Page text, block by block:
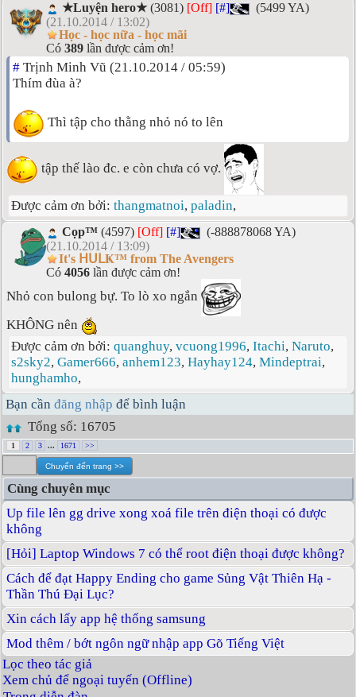
★Luyện hero★(3081) [Off] [#]
(5499 YA)
(21.10.2014 / 13:02)
Học - học nữa - học mãi
Có 389 lần được cảm ơn!
# Trịnh Minh Vũ (21.10.2014 / 05:59)
Thím đùa à?
Thì tập cho thằng nhỏ nó to lên
tập thế lào đc. e còn chưa có vợ.
Được cảm ơn bởi: thangmatnoi, paladin,
Cọp™ (4597) [Off] [#]
(-888878068 YA)
(21.10.2014 / 13:09)
It's ᕼᑌᒪҜ™ from The Avengers
Có 4056 lần được cảm ơn!
Nhỏ con bulong bự. To lò xo ngắn
KHÔNG nên
Được cảm ơn bởi: quanghuy, vcuong1996, Itachi, Naruto,
s2sky2, Gamer666, anhem123, Hayhay124, Mindeptrai,
hunghamho,
Bạn cần đăng nhập để bình luận
Tổng số: 16705
1 2 3 ... 1671 >>
Cùng chuyên mục
Up file lên gg drive xong xoá file trên điện thoại có được
không
[Hỏi] Laptop Windows 7 có thể root điện thoại được không?
Cách để đạt Happy Ending cho game Sủng Vật Thiên Hạ -
Thần Thú Đại Lục?
Xin cách lấy app hệ thống samsung
Mod thêm / bớt ngôn ngữ nhập app Gõ Tiếng Việt
Lọc theo tác giả
Xem chủ để ngoại tuyến (Offline)